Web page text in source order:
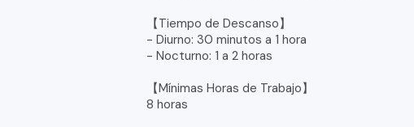
【Tiempo de Descanso】
- Diurno: 30 minutos a 1 hora
- Nocturno: 1 a 2 horas
【Mínimas Horas de Trabajo】
8 horas